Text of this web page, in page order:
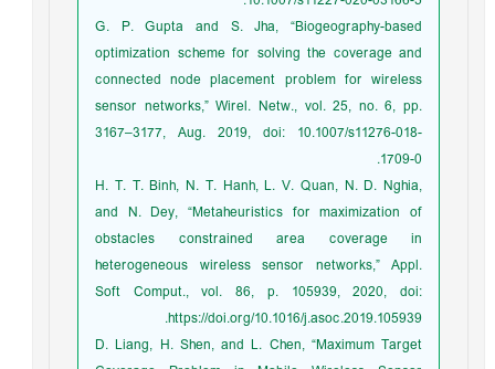
G. P. Gupta and S. Jha, “Biogeography-based
optimization scheme for solving the coverage and
connected node placement problem for wireless
sensor networks,” Wirel. Netw., vol. 25, no. 6, pp.
3167–3177, Aug. 2019, doi: 10.1007/s11276-018-
1709-0.
H. T. T. Binh, N. T. Hanh, L. V. Quan, N. D. Nghia,
and N. Dey, “Metaheuristics for maximization of
obstacles constrained area coverage in
heterogeneous wireless sensor networks,” Appl.
Soft Comput., vol. 86, p. 105939, 2020, doi:
https://doi.org/10.1016/j.asoc.2019.105939.
D. Liang, H. Shen, and L. Chen, “Maximum Target